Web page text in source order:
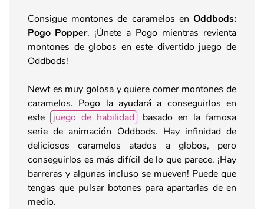
Consigue montones de caramelos en Oddbods:
Pogo Popper. ¡Únete a Pogo mientras revienta
montones de globos en este divertido juego de
Oddbods!
Newt es muy golosa y quiere comer montones de
caramelos. Pogo la ayudará a conseguirlos en
este
juego de habilidad
basado en la famosa
serie de animación Oddbods. Hay infinidad de
deliciosos caramelos atados a globos, pero
conseguirlos es más difícil de lo que parece. ¡Hay
barreras y algunas incluso se mueven! Puede que
tengas que pulsar botones para apartarlas de en
medio.